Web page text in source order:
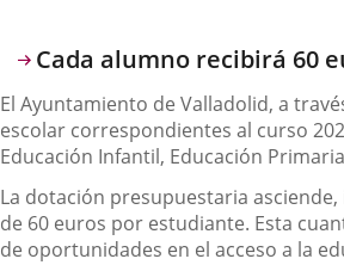
Descripción
Cada alumno recibirá 60
El Ayuntamiento de Valladolid, a
escolar correspondientes al curso
Educación Infantil, Educación
La dotación presupuestaria
de 60 euros por estudiante. Esta
de oportunidades en el acceso a la